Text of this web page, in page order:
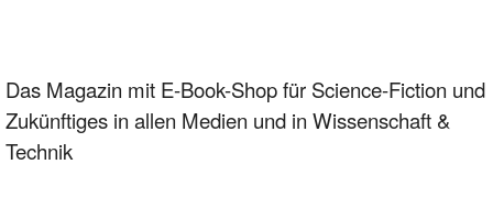
Das Magazin mit E-Book-Shop für Science-Fiction und
Zukünftiges in allen Medien und in Wissenschaft &
Technik